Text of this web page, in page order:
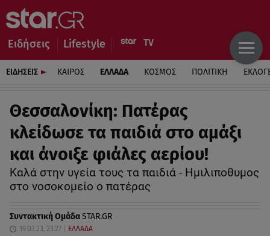
Ειδήσεις Lifestyle
ΕΙΔΗΣΕΙΣ ΚΑΙΡΟΣ ΕΛΛΑΔΑ ΚΟΣΜΟΣ ΠΟΛΙΤΙΚΗ
Θεσσαλονίκη: Πατέρας
κλείδωσε τα παιδιά στο αμάξι
και άνοιξε φιάλες αερίου!
Καλά στην υγεία τους τα παιδιά - Ημιλιποθυμος
στο νοσοκομείο ο πατέρας
Συντακτική ΟμάδαSTAR.GR
19.03.23, 23:27
ΕΛΛΑΔΑ